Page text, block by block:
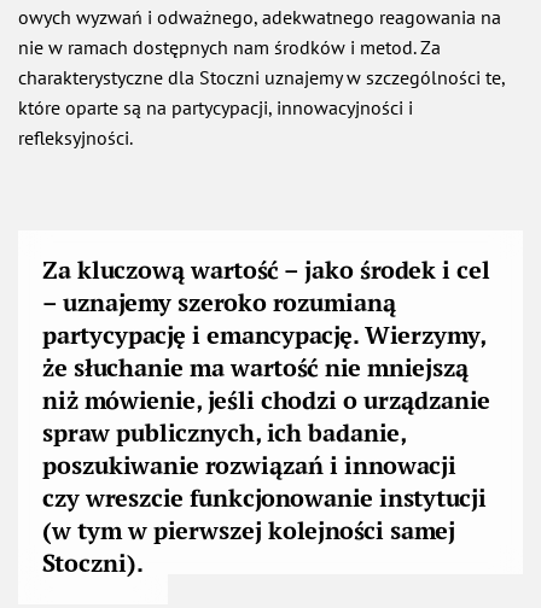
owych wyzwań i odważnego, adekwatnego reagowania na
nie w ramach dostępnych nam środków i metod. Za
charakterystyczne dla Stoczni uznajemy w szczególności te,
które oparte są na partycypacji, innowacyjności i
refleksyjności.
Za kluczową wartość – jako środek i cel
– uznajemy szeroko rozumianą
partycypację i emancypację. Wierzymy,
że słuchanie ma wartość nie mniejszą
niż mówienie, jeśli chodzi o urządzanie
spraw publicznych, ich badanie,
poszukiwanie rozwiązań i innowacji
czy wreszcie funkcjonowanie instytucji
(w tym w pierwszej kolejności samej
Stoczni).